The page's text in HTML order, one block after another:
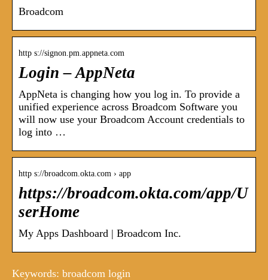
Broadcom
http s://signon.pm.appneta.com
Login – AppNeta
AppNeta is changing how you log in. To provide a
unified experience across Broadcom Software you
will now use your Broadcom Account credentials to
log into …
http s://broadcom.okta.com › app
https://broadcom.okta.com/app/U
serHome
My Apps Dashboard | Broadcom Inc.
Keywords: broadcom login